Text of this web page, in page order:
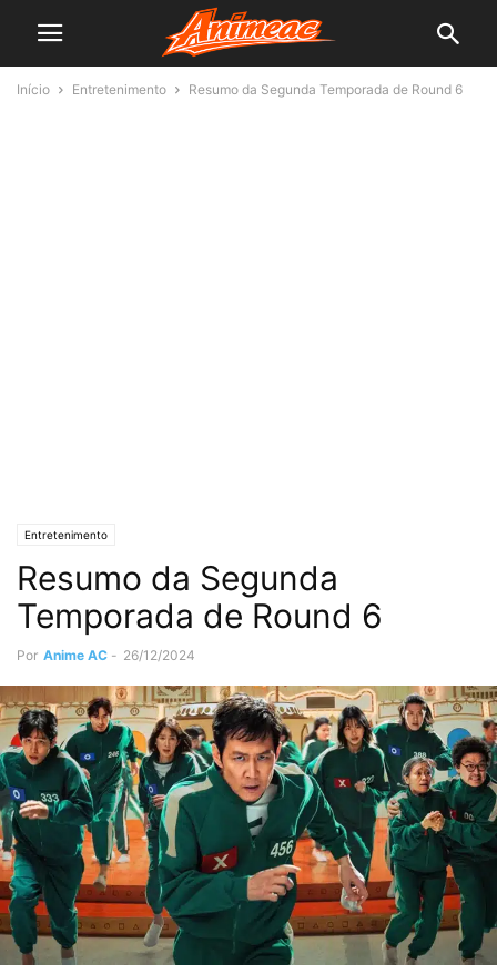
Início Entretenimento Resumo da Segunda Temporada de Round 6
Entretenimento
Resumo da Segunda
Temporada de Round 6
Por Anime AC - 26/12/2024